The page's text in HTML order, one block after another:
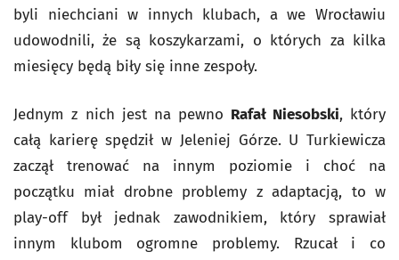
byli niechciani w innych klubach, a we Wrocławiu
udowodnili, że są koszykarzami, o których za kilka
miesięcy będą biły się inne zespoły.
Jednym z nich jest na pewno Rafał Niesobski, który
całą karierę spędził w Jeleniej Górze. U Turkiewicza
zaczął trenować na innym poziomie i choć na
początku miał drobne problemy z adaptacją, to w
play-off był jednak zawodnikiem, który sprawiał
innym klubom ogromne problemy. Rzucał i co